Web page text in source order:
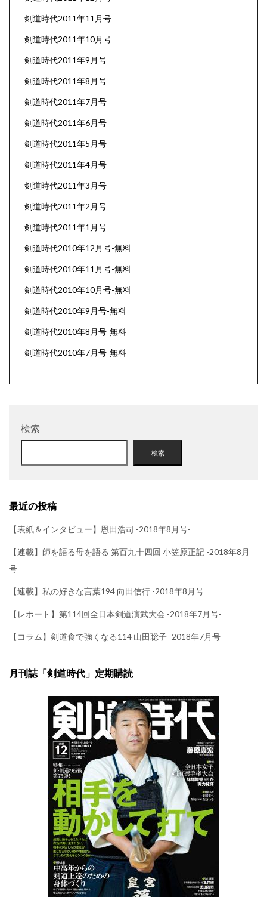
剣道時代2011年11月号
剣道時代2011年10月号
剣道時代2011年9月号
剣道時代2011年8月号
剣道時代2011年7月号
剣道時代2011年6月号
剣道時代2011年5月号
剣道時代2011年4月号
剣道時代2011年3月号
剣道時代2011年2月号
剣道時代2011年1月号
剣道時代2010年12月号-無料
剣道時代2010年11月号-無料
剣道時代2010年10月号-無料
剣道時代2010年9月号-無料
剣道時代2010年8月号-無料
剣道時代2010年7月号-無料
検索
検索
最近の投稿
【表紙＆インタビュー】恩田浩司 -2018年8月号-
【連載】師を語る母を語る 第百九十四回 小笠原正記 -2018年8月
号-
【連載】私の好きな言葉194 向田信行 -2018年8月号
【レポート】第114回全日本剣道演武大会 -2018年7月号-
【コラム】剣道食で強くなる114 山田聡子 -2018年7月号-
月刊誌「剣道時代」定期購読